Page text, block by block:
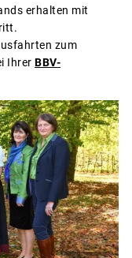
erhalten mit
zum
Ihrer BBV-